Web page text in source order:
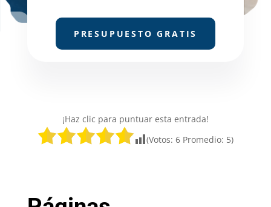
PRESUPUESTO GRATIS
¡Haz clic para puntuar esta entrada!
(Votos: 6 Promedio: 5)